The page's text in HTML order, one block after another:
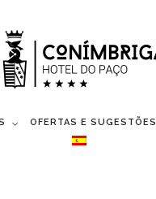
OFERTAS E SUGESTÕES